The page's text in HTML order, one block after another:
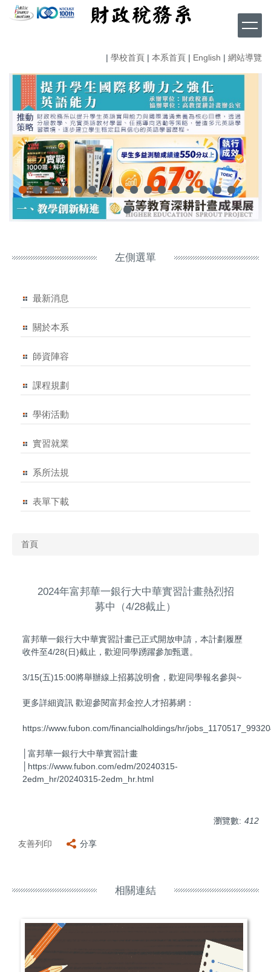
到
容
| 學校首頁 | 本系首頁 | English | 網站導覽
左側選單
最新消息
關於本系
師資陣容
課程規劃
學術活動
實習就業
系所法規
表單下載
首頁
2024年富邦華一銀行大中華實習計畫熱烈招
募中（4/28截止）
富邦華一銀行大中華實習計畫已正式開放申請，本計劃履歷
收件至4/28(日)截止，歡迎同學踴躍參加甄選。
3/15(五)15:00將舉辦線上招募說明會，歡迎同學報名參與~
更多詳細資訊 歡迎參閱富邦金控人才招募網：
https://www.fubon.com/financialholdings/hr/
│富邦華一銀行大中華實習計畫
│https://www.fubon.com/edm/20240315-
2edm_hr/20240315-2edm_hr.html
瀏覽數: 412
友善列印 分享
相關連結